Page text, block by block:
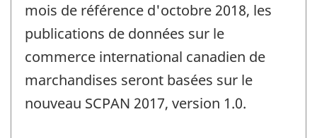
mois de référence d'octobre 2018, les
publications de données sur le
commerce international canadien de
marchandises seront basées sur le
nouveau SCPAN 2017, version 1.0.